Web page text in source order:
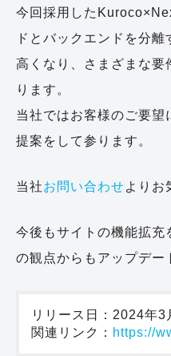
今回採用した
ドとバックエンドを分
高くなり、さまざまな要
ります。
当社ではお客様のご要
提案をして参ります。
当社お問い合わせよりお
今後もサイトの機能拡
の観点からもアップデー
リリース日：2024年3
関連リンク： https://